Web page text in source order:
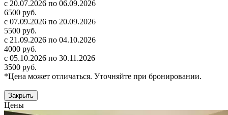
с 20.07.2026 по 06.09.2026
6500 руб.
с 07.09.2026 по 20.09.2026
5500 руб.
с 21.09.2026 по 04.10.2026
4000 руб.
с 05.10.2026 по 30.11.2026
3500 руб.
*Цена может отличаться. Уточняйте при бронировании.
Закрыть
Цены